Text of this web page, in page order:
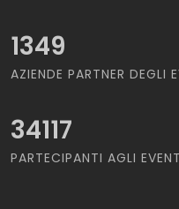
1349
AZIENDE PARTNER DEGLI
34117
PARTECIPANTI AGLI